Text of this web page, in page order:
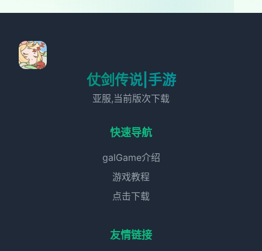
仗剑传说|手游
亚服,当前版次下载
快速导航
galGame介绍
游戏教程
点击下载
友情链接